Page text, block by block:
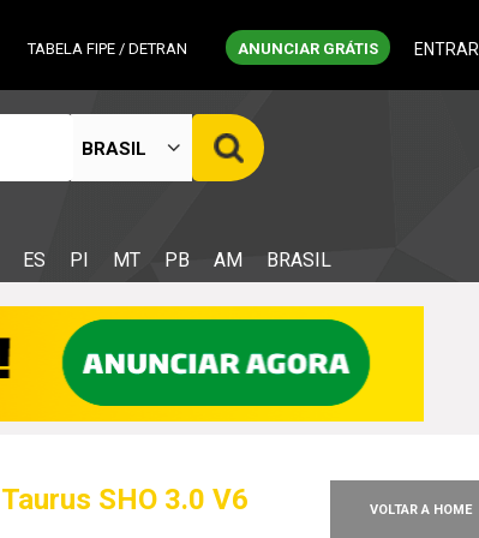
TABELA FIPE / DETRAN ANUNCIAR GRÁTIS ENTRAR
BRASIL
ES PI MT PB AM BRASIL
Taurus SHO 3.0 V6 VOLTAR A HOME